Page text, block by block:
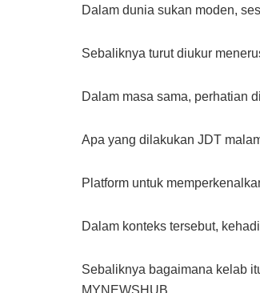
Dalam dunia sukan moden,
Sebaliknya turut diukur
Dalam masa sama, perhatian
Apa yang dilakukan JDT
Platform untuk
Dalam konteks tersebut,
Sebaliknya bagaimana kelab
MYNEWSHUB